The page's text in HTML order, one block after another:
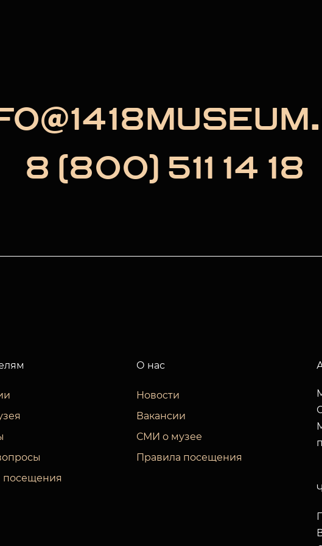
8 (800) 511 14 18
посещения
О нас
Новости
Вакансии
СМИ о музее
Правила посещения